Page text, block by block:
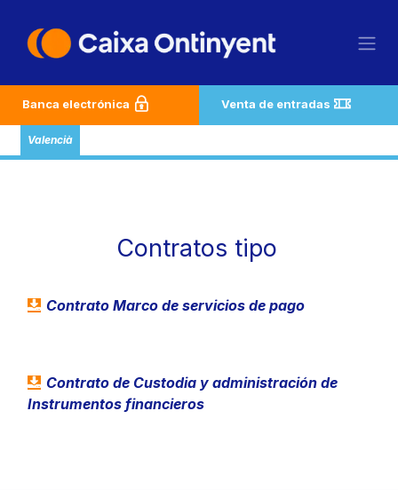
Banca electrónica Venta de entradas
Valencià
Contratos tipo
Contrato Marco de servicios de pago
Contrato de Custodia y administración de
Instrumentos financieros